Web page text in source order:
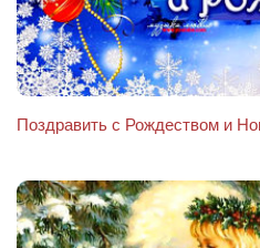
Поздравить с Рождеством и